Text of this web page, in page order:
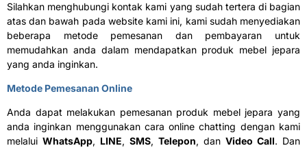
Silahkan menghubungi kontak kami yang sudah tertera di bagian
atas dan bawah pada website kami ini, kami sudah menyediakan
beberapa metode pemesanan dan pembayaran untuk
memudahkan anda dalam mendapatkan produk mebel jepara
yang anda inginkan.
Metode Pemesanan Online
Anda dapat melakukan pemesanan produk mebel jepara yang
anda inginkan menggunakan cara online chatting dengan kami
melalui WhatsApp, LINE, SMS, Telepon, dan Video Call. Dan